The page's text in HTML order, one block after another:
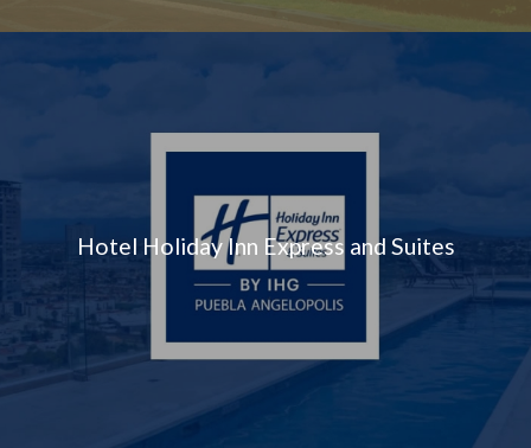
Hotel Holiday Inn Express and Suites